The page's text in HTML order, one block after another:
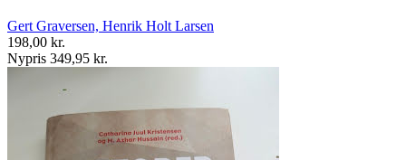
Gert Graversen, Henrik Holt Larsen
198,00 kr.
Nypris 349,95 kr.